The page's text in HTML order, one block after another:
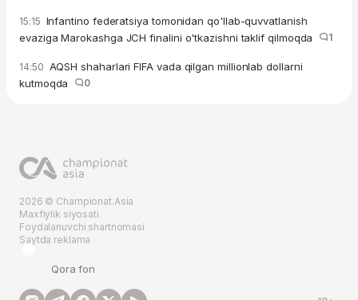
15:15 Infantino federatsiya tomonidan qo'llab-quvvatlanish
evaziga Marokashga JCH finalini o'tkazishni taklif qilmoqda
1
14:50 AQSH shaharlari FIFA vada qilgan millionlab dollarni
kutmoqda
0
2026 © Championat.Asia
Maxfiylik siyosati
Foydalanuvchi shartnomasi
Saytda reklama
Qora fon